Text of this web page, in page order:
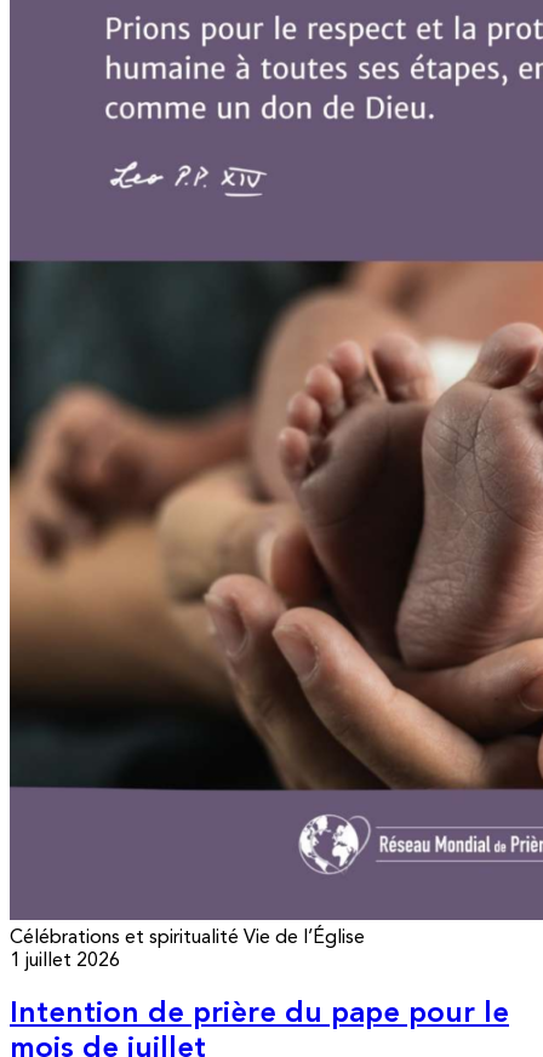
Célébrations et spiritualité Vie de l’Église
1 juillet 2026
Intention de prière du pape pour le
mois de juillet